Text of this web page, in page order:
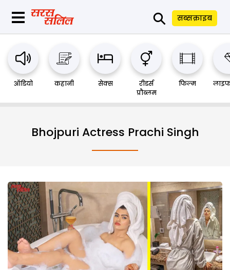
⚲ सब्सक्राइब
ऑडियो कहानी सेक्स
रीडर्स
प्रौब्लम
फिल्म
Bhojpuri Actress Prachi Singh